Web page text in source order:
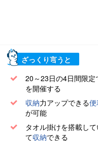
ざっくり言うと
20～23日の4日間限
を開催する
収納力アップできる便
が可能
タオル掛けを搭載し
て収納できる